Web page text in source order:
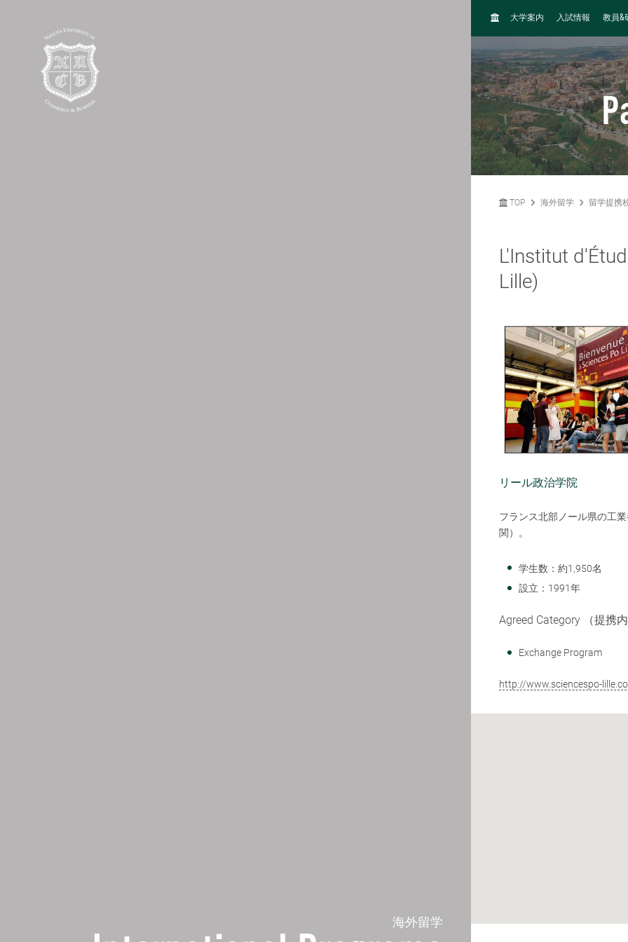
海外留学
H
E
大学案内 入試情報 教員&
TOP 海外留学 留学提携
L'Institut
Lille)
リール政治学院
フランス北部ノール県の工
関）。
学生数：約1,950名
設立：1991年
Agreed Category （提携
Exchange Program
http://www.sciencespo-